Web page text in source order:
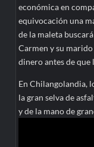
económica en
equivocación una
de la maleta
Carmen y su marido
dinero antes de que
En Chilangolandia,
la gran selva de
y de la mano de